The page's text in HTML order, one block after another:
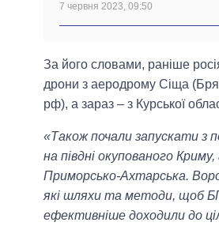
7 червня 2023, 09:50
За його словами, раніше
дрони з аеродрому Сіща
рф), а зараз – з Курської
«Також почали запускати з
на півдні окупованого
Приморсько-Ахтарська.
які шляхи та методи, щоб
ефективніше доходили до